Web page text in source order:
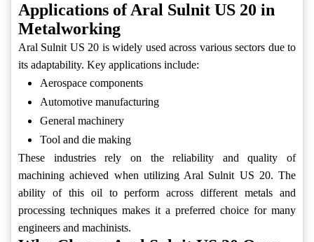
Applications of Aral Sulnit US 20 in
Metalworking
Aral Sulnit US 20 is widely used across various sectors due to
its adaptability. Key applications include:
Aerospace components
Automotive manufacturing
General machinery
Tool and die making
These industries rely on the reliability and quality of
machining achieved when utilizing Aral Sulnit US 20. The
ability of this oil to perform across different metals and
processing techniques makes it a preferred choice for many
engineers and machinists.